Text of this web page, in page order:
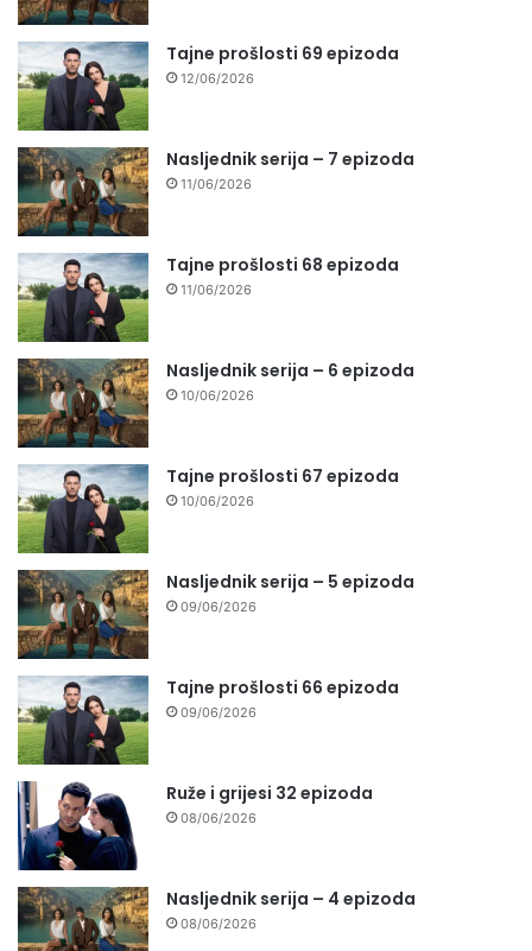
Tajne prošlosti 69 epizoda
12/06/2026
Nasljednik serija – 7 epizoda
11/06/2026
Tajne prošlosti 68 epizoda
11/06/2026
Nasljednik serija – 6 epizoda
10/06/2026
Tajne prošlosti 67 epizoda
10/06/2026
Nasljednik serija – 5 epizoda
09/06/2026
Tajne prošlosti 66 epizoda
09/06/2026
Ruže i grijesi 32 epizoda
08/06/2026
Nasljednik serija – 4 epizoda
08/06/2026